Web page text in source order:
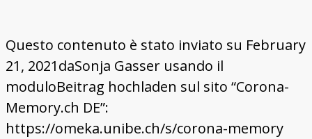
Questo contenuto è stato inviato su February
21, 2021daSonja Gasser usando il
moduloBeitrag hochladen sul sito “Corona-
Memory.ch DE”:
https://omeka.unibe.ch/s/corona-memory